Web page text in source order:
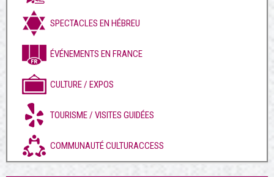
SPECTACLES EN HÉBREU
ÉVÉNEMENTS EN FRANCE
CULTURE / EXPOS
TOURISME / VISITES GUIDÉES
COMMUNAUTÉ CULTURACCESS